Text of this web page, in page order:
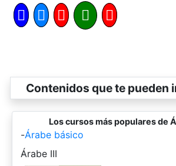
Contenidos que te pueden
Los cursos más populares de
-Árabe básico
-
Árabe III